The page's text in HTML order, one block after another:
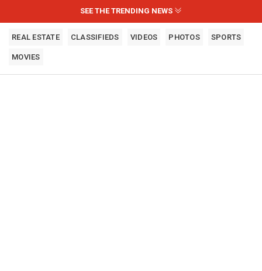
SEE THE TRENDING NEWS
REAL ESTATE CLASSIFIEDS VIDEOS PHOTOS SPORTS
MOVIES